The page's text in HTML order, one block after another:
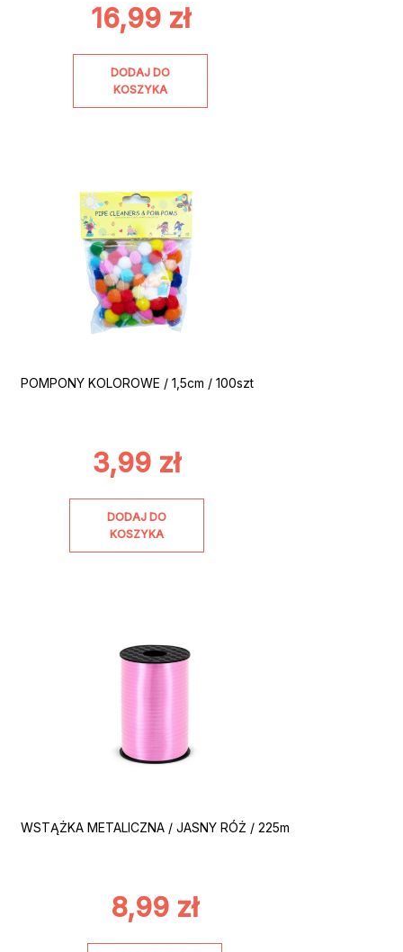
16,99 zł
DODAJ DO
KOSZYKA
POMPONY KOLOROWE / 1,5cm / 100szt
3,99 zł
DODAJ DO
KOSZYKA
WSTĄŻKA METALICZNA / JASNY RÓŻ / 225m
8,99 zł